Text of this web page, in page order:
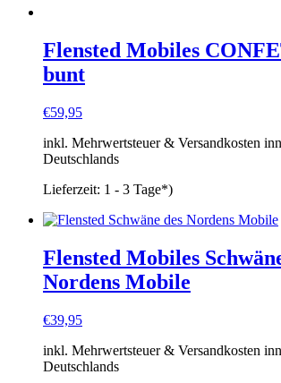
Flensted Mobiles
bunt
€59,95
inkl. Mehrwertsteuer & Versandkosten
Deutschlands
Lieferzeit: 1 - 3 Tage*)
Flensted Mobiles
Nordens Mobile
€39,95
inkl. Mehrwertsteuer & Versandkosten
Deutschlands